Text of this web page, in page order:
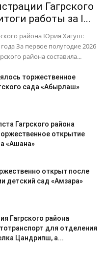
Гагрского
работы за I...
района Юрия Хагуш:
За первое полугодие 2026
района составила...
торжественное
сада «Абырлаш»
Гагрского района
открытие
«Ашана»
открыт после
детский сад «Амзара»
Гагрского района
для отделения
Цандрипш, а...